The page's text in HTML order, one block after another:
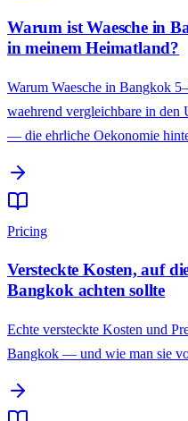
Warum ist Waesche in
in meinem Heimatland?
Warum Waesche in Bangkok
waehrend vergleichbare in
— die ehrliche Oekonomie
Pricing
Versteckte Kosten, auf
Bangkok achten sollte
Echte versteckte Kosten und
Bangkok — und wie man sie